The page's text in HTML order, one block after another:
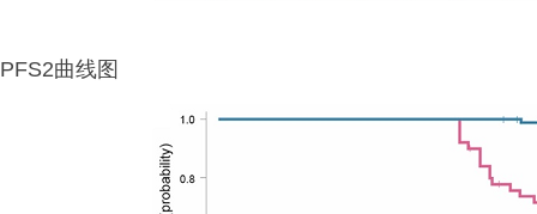
PFS2曲线图